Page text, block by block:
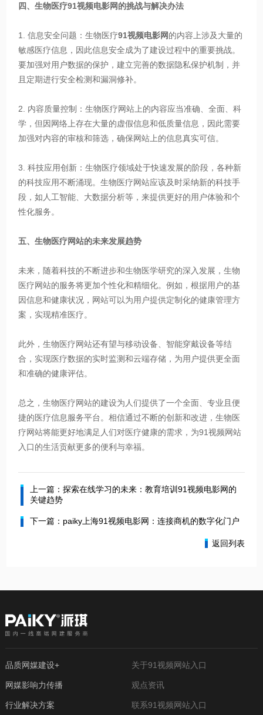
四、生物医疗91视频电影网的挑战与解决办法
1. 信息安全问题：生物医疗91视频电影网的内容上涉及大量的
敏感医疗信息，因此信息安全成为了建设过程中的重要挑战。
要加强对用户数据的保护，建立完善的数据隐私保护机制，并
且定期进行安全检测和漏洞修补。
2. 内容质量控制：生物医疗网站上的内容应当准确、全面、科
学，但因网络上存在大量的虚假信息和低质量信息，因此需要
加强对内容的审核和筛选，确保网站上的信息真实可信。
3. 科技应用创新：生物医疗领域处于快速发展的阶段，各种新
的科技应用不断涌现。生物医疗网站应该及时采纳新的科技手
段，如人工智能、大数据分析等，来提供更好的用户体验和个
性化服务。
五、生物医疗网站的未来发展趋势
未来，随着科技的不断进步和生物医学研究的深入发展，生物
医疗网站的服务将更加个性化和精细化。例如，根据用户的基
因信息和健康状况，网站可以为用户提供定制化的健康管理方
案，实现精准医疗。
此外，生物医疗网站还有望与移动设备、智能穿戴设备等结
合，实现医疗数据的实时监测和云端存储，为用户提供更全面
和准确的健康评估。
总之，生物医疗网站的建设为人们提供了一个全面、专业且便
捷的医疗信息服务平台。相信通过不断的创新和改进，生物医
疗网站将能更好地满足人们对医疗健康的需求，为91视频网站
入口的生活贡献更多的便利与幸福。
上一篇：探索在线学习的未来：教育培训91视频电影网的
关键趋势
下一篇：paiky上海91视频电影网：连接商机的数字化门户
返回列表
品质网媒建设+
网媒影响力传播
行业解决方案
关于91视频网站入口
观点资讯
联系91视频网站入口